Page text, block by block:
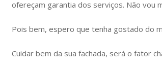
ofereçam garantia dos serviços. Não vou
Pois bem, espero que tenha gostado do
Cuidar bem da sua fachada, será o fator